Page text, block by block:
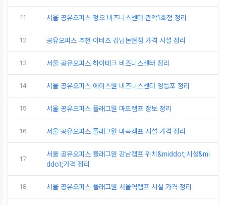
11 서울 공유오피스 정오 비즈니스센터 관악1호점 정리
12 공유오피스 추천 이비즈 강남논현점 가격 시설 정리
13 서울 공유오피스 하이테크 비즈니스센터 정리
14 서울 공유오피스 에이스원 비즈니스센터 영등포 정리
15 서울 공유오피스 플래그원 마포캠프 정보 정리
16 서울 공유오피스 플래그원 마곡캠프 시설 가격 정리
17
서울 공유오피스 플래그원 강남캠프 위치&middot;시설&mi
ddot;가격 정리
18 서울 공유오피스 플래그원 서울역캠프 시설 가격 정리